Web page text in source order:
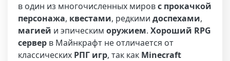
в один из многочисленных мировс прокачкой
персонажа, квестами, редкими доспехами,
магией и эпическим оружием. Хороший RPG
сервер в Майнкрафт не отличается от
классических РПГ игр, так как Minecraft